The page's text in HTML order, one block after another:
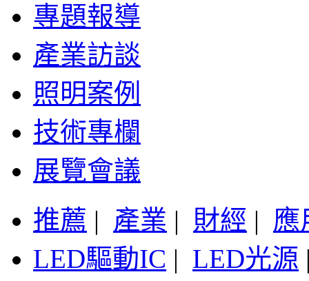
專題報導
產業訪談
照明案例
技術專欄
展覽會議
推薦 | 產業 | 財經 | 應
LED驅動IC | LED光源